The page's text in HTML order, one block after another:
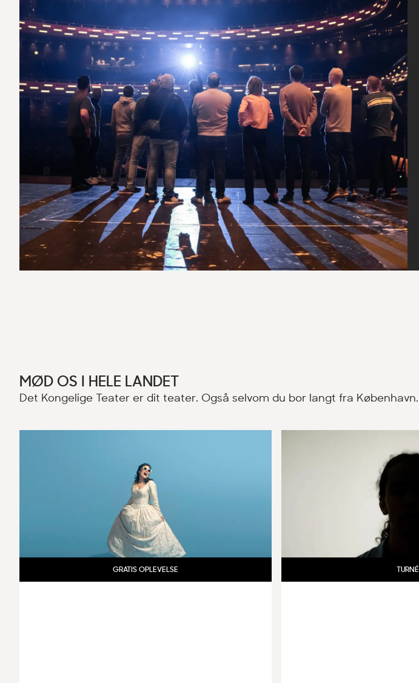
MØD OS I HELE LANDET
Det Kongelige Teater er dit teater. Også selvom du bor langt fra København.
GRATIS OPLEVELSE TURNÉ